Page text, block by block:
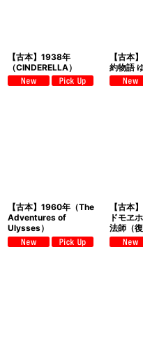
【古本】1938年
（CINDERELLA）
【古本
約物語
【古本】1960年（The
Adventures of
Ulysses）
【古本
ドモヱ
法師（復